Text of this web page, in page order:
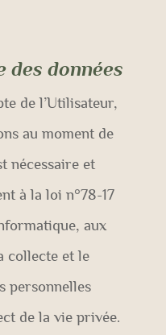
des données
de l’Utilisateur,
au moment de
nécessaire et
à la loi n°78-17
aux
collecte et le
personnelles
de la vie privée.